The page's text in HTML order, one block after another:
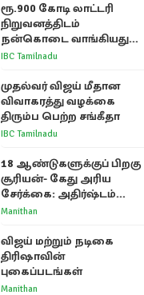
ரூ.900 கோடி லாட்டரி
நிறுவனத்திடம்
நன்கொடை வாங்கியது
ஏன்? உதயநிதி - ஆதவ்
IBC Tamilnadu
முதல்வர் விஜய் மீதான
விவாகரத்து வழக்கை
திரும்ப பெற்ற சங்கீதா
IBC Tamilnadu
18 ஆண்டுகளுக்குப் பிறகு
சூரியன்- கேது அரிய
சேர்க்கை: அதிர்ஷ்டம்
பெறும் 3 ராசிகள்!
Manithan
விஜய் மற்றும் நடிகை
திரிஷாவின்
புகைப்படங்கள்
Manithan